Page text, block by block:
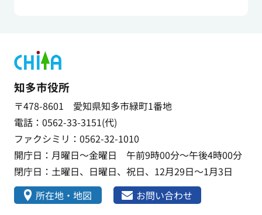
知多市役所
〒478-8601 愛知県知多市緑町1番地
電話：0562-33-3151(代)
ファクシミリ：0562-32-1010
開庁日：月曜日～金曜日 午前9時00分～午後4時00分
閉庁日：土曜日、日曜日、祝日、12月29日～1月3日
所在地・地図
お問い合わせ